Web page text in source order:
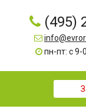
(495)
пн-пт: с 9-